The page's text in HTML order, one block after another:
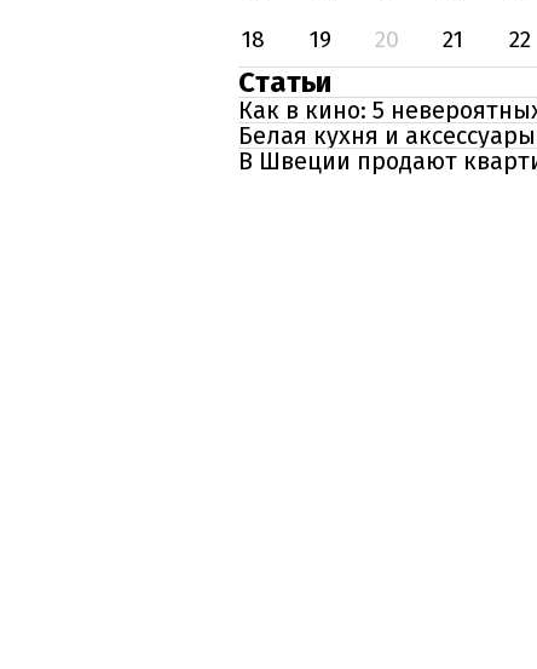
18
19 20 21 22
Статьи
Как в кино: 5
Белая кухня и
В Швеции продают